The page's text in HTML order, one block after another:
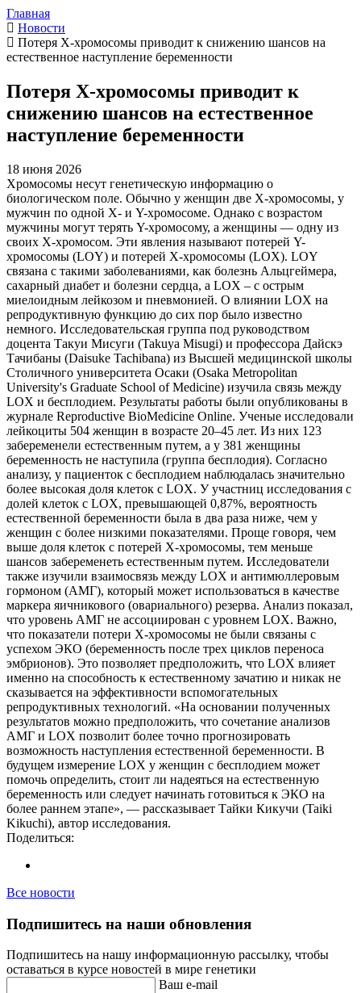
Главная
Новости
Потеря Х-хромосомы приводит к снижению шансов на
естественное наступление беременности
Потеря Х-хромосомы приводит к
снижению шансов на естественное
наступление беременности
18 июня 2026
Хромосомы несут генетическую информацию о
биологическом поле. Обычно у женщин две Х-хромосомы, у
мужчин по одной X- и Y-хромосоме. Однако с возрастом
мужчины могут терять Y-хромосому, а женщины — одну из
своих Х-хромосом. Эти явления называют потерей Y-
хромосомы (LOY) и потерей Х-хромосомы (LOX). LOY
связана с такими заболеваниями, как болезнь Альцгеймера,
сахарный диабет и болезни сердца, а LOX – с острым
миелоидным лейкозом и пневмонией. О влиянии LOX на
репродуктивную функцию до сих пор было известно
немного. Исследовательская группа под руководством
доцента Такуи Мисуги (Takuya Misugi) и профессора Дайскэ
Тачибаны (Daisuke Tachibana) из Высшей медицинской школы
Столичного университета Осаки (Osaka Metropolitan
University's Graduate School of Medicine) изучила связь между
LOX и бесплодием. Результаты работы были опубликованы в
журнале Reproductive BioMedicine Online. Ученые исследовали
лейкоциты 504 женщин в возрасте 20–45 лет. Из них 123
забеременели естественным путем, а у 381 женщины
беременность не наступила (группа бесплодия). Согласно
анализу, у пациенток с бесплодием наблюдалась значительно
более высокая доля клеток с LOX. У участниц исследования с
долей клеток с LOX, превышающей 0,87%, вероятность
естественной беременности была в два раза ниже, чем у
женщин с более низкими показателями. Проще говоря, чем
выше доля клеток с потерей Х-хромосомы, тем меньше
шансов забеременеть естественным путем. Исследователи
также изучили взаимосвязь между LOX и антимюллеровым
гормоном (АМГ), который может использоваться в качестве
маркера яичникового (овариального) резерва. Анализ показал,
что уровень АМГ не ассоциирован с уровнем LOX. Важно,
что показатели потери X-хромосомы не были связаны с
успехом ЭКО (беременность после трех циклов переноса
эмбрионов). Это позволяет предположить, что LOX влияет
именно на способность к естественному зачатию и никак не
сказывается на эффективности вспомогательных
репродуктивных технологий. «На основании полученных
результатов можно предположить, что сочетание анализов
АМГ и LOX позволит более точно прогнозировать
возможность наступления естественной беременности. В
будущем измерение LOX у женщин с бесплодием может
помочь определить, стоит ли надеяться на естественную
беременность или следует начинать готовиться к ЭКО на
более раннем этапе», — рассказывает Тайки Кикучи (Taiki
Kikuchi), автор исследования.
Поделиться:
Все новости
Подпишитесь на наши обновления
Подпишитесь на нашу информационную рассылку, чтобы
оставаться в курсе новостей в мире генетики
Ваш e-mail